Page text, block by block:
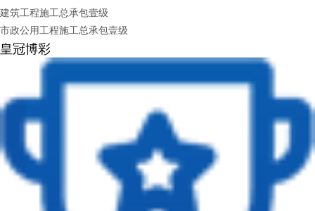
建筑工程施工总承包壹级
市政公用工程施工总承包壹级
皇冠博彩